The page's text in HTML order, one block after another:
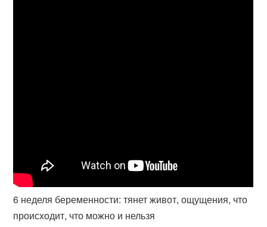
6 неделя беременности: тянет живот, ощущения, что
происходит, что можно и нельзя